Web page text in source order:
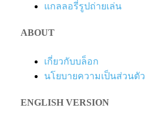
แกลลอรี่รูปถ่ายเล่น
ABOUT
เกี่ยวกับบล็อก
นโยบายความเป็นส่วนตัว
ENGLISH VERSION